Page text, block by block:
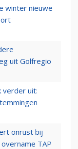
winter nieuwe
uit Golfregio
verder uit:
onrust bij
TAP